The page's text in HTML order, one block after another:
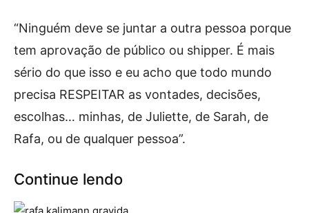
“Ninguém deve se juntar a outra pessoa porque
tem aprovação de público ou shipper. É mais
sério do que isso e eu acho que todo mundo
precisa RESPEITAR as vontades, decisões,
escolhas… minhas, de Juliette, de Sarah, de
Rafa, ou de qualquer pessoa”.
Continue lendo